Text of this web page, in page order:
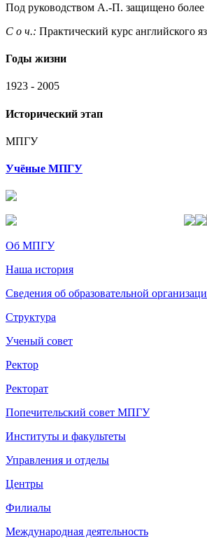
Под руководством А.-П. защищено более
С о ч.: Практический курс английского
Годы жизни
1923 - 2005
Исторический этап
МПГУ
Учёные МПГУ
Об МПГУ
Наша история
Сведения об образовательной
Структура
Ученый совет
Ректор
Ректорат
Попечительский совет МПГУ
Институты и факультеты
Управления и отделы
Центры
Филиалы
Международная деятельность